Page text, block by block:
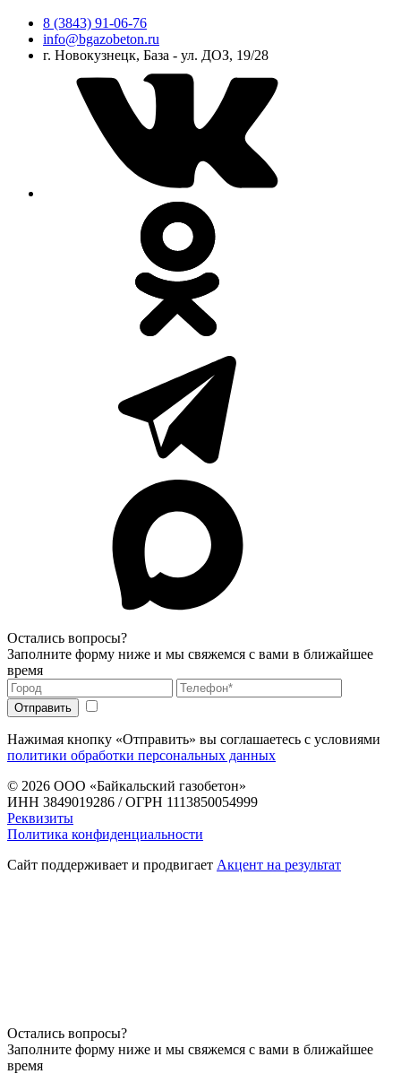
8 (3843) 91-06-76
info@bgazobeton.ru
г. Новокузнецк, База - ул. ДОЗ, 19/28
Остались вопросы?
Заполните форму ниже и мы свяжемся с вами в ближайшее
время
Нажимая кнопку «Отправить» вы соглашаетесь с условиями
политики обработки персональных данных
© 2026 ООО «Байкальский газобетон»
ИНН 3849019286 / ОГРН 1113850054999
Реквизиты
Политика конфиденциальности
Сайт поддерживает и продвигает Акцент на результат
Остались вопросы?
Заполните форму ниже и мы свяжемся с вами в ближайшее
время